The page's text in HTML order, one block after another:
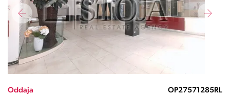
Oddaja OP27571285RL